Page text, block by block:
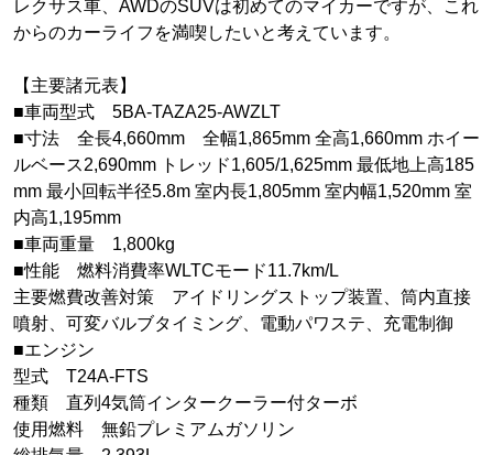
レクサス車、AWDのSUVは初めてのマイカーですが、これ
からのカーライフを満喫したいと考えています。
【主要諸元表】
■車両型式 5BA-TAZA25-AWZLT
■寸法 全長4,660mm 全幅1,865mm 全高1,660mm ホイー
ルベース2,690mm トレッド1,605/1,625mm 最低地上高185
mm 最小回転半径5.8m 室内長1,805mm 室内幅1,520mm 室
内高1,195mm
■車両重量 1,800kg
■性能 燃料消費率WLTCモード11.7km/L
主要燃費改善対策 アイドリングストップ装置、筒内直接
噴射、可変バルブタイミング、電動パワステ、充電制御
■エンジン
型式 T24A-FTS
種類 直列4気筒インタークーラー付ターボ
使用燃料 無鉛プレミアムガソリン